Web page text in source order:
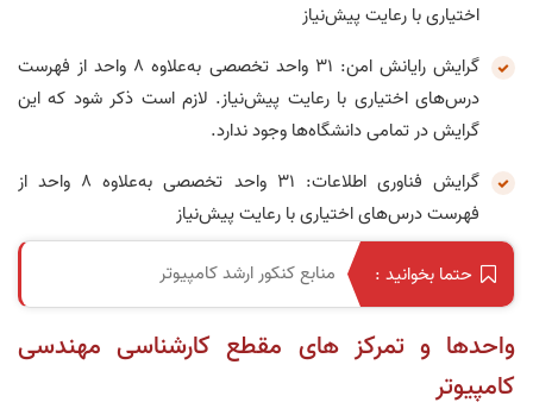
اختیاری با رعایت پیش‌نیاز
گرایش رایانش امن: 31 واحد تخصصی به‌علاوه 8 واحد از فهرست
درس‌های اختیاری با رعایت پیش‌نیاز. لازم است ذکر شود که این
گرایش در تمامی دانشگاه‌ها وجود ندارد.
گرایش فناوری اطلاعات: 31 واحد تخصصی به‌علاوه 8 واحد از
فهرست درس‌های اختیاری با رعایت پیش‌نیاز
حتما بخوانید : منابع کنکور ارشد کامپیوتر
واحد‌ها و تمرکز های مقطع کارشناسی مهندسی
کامپیوتر